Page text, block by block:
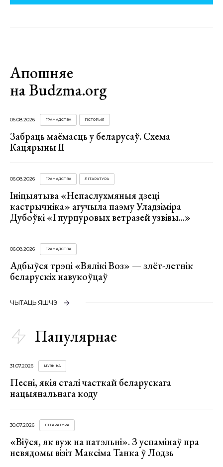
Апошняе
на Budzma.org
06.08.2026 ГРАМАДСТВА ГІСТОРЫЯ
Забраць маёмасць у беларусаў. Схема
Кацярыны ІІ
06.08.2026 ГРАМАДСТВА ЛІТАРАТУРА
Ініцыятыва «Непаслухмяныя дзеці
кастрычніка» агучыла паэму Уладзіміра
Дубоўкі «І пурпуровых ветразей узвівы...»
06.08.2026 ГРАМАДСТВА
Адбыўся трэці «Вялікі Воз» — злёт-летнік
беларускіх навукоўцаў
ЧЫТАЦЬ ЯШЧЭ
Папулярнае
31.07.2026 МУЗЫКА
Песні, якія сталі часткай беларускага
нацыянальнага коду
30.07.2026 ЛІТАРАТУРА
«Віўся, як вуж на патэльні». З успамінаў пра
невядомы візіт Максіма Танка ў Лодзь